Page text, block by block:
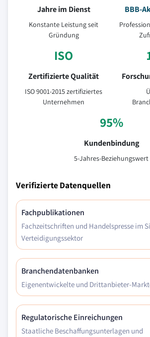
Jahre im Dienst
Konstante Leistung seit
Gründung
BBB-
ISO
Zertifizierte Qualität
ISO 9001-2015 zertifiziertes
Unternehmen
95%
Kundenbindung
5-Jahres-Beziehungswert
Verifizierte Datenquellen
Fachpublikationen
Fachzeitschriften und Handelspresse im
Verteidigungssektor
Branchendatenbanken
Eigenentwickelte und Drittanbieter-
Regulatorische Einreichungen
Staatliche Beschaffungsunterlagen und